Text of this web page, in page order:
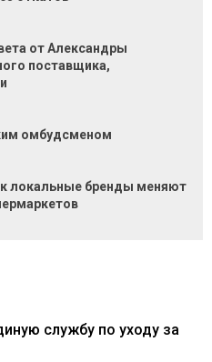
от Александры
поставщика,
омбудсменом
локальные бренды меняют
службу по уходу за